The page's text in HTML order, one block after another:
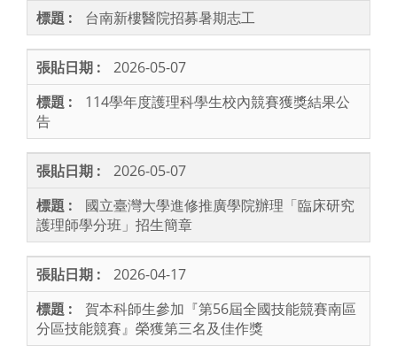
台南新樓醫院招募暑期志工
2026-05-07
114學年度護理科學生校內競賽獲獎結果公
告
2026-05-07
國立臺灣大學進修推廣學院辦理「臨床研究
護理師學分班」招生簡章
2026-04-17
賀本科師生參加『第56屆全國技能競賽南區
分區技能競賽』榮獲第三名及佳作獎